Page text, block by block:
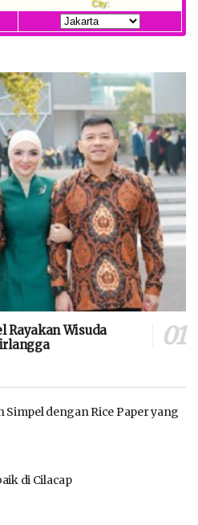
Rayakan Wisuda
Simpel dengan Rice Paper yang
di Cilacap